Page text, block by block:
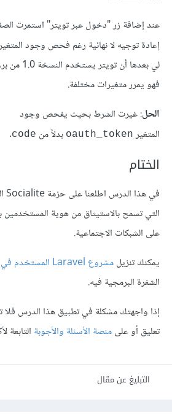
عند إضافة زر "دخول عبر تويتر" استمرت
إعادة توجيه لا نهائية رغم فحص وجود
فهو يمرر متغيرات مختلفة.
الحل: غيرت الشرط بحيث يفحص وجود
المتغير oauth_token بدلاً من code
.
الختام
التي تسمح بالاستيثاق من هوية المستخدمين
على الشبكات الاجتماعية.
يمكنك تنزيلمشروع Laravel المستخدم في هذا الدرس
الشفرة البرمجية فيه.
إذا واجهتك مشكلة في تطبيق هذا الدرس
تعليق أو علىمنصة الأسئلة والأجوبة
التبليغ عن مقال